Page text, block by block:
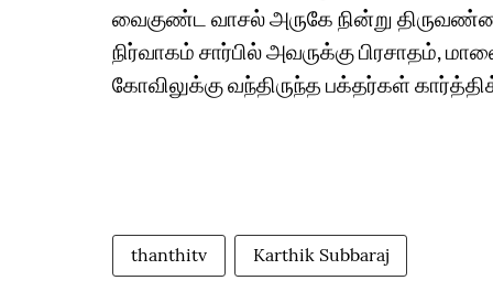
வைகுண்ட வாசல் அருகே நின்று
நிர்வாகம் சார்பில் அவருக்கு பிரசாதம்,
கோவிலுக்கு வந்திருந்த பக்தர்கள்
thanthitv Karthik Subbaraj